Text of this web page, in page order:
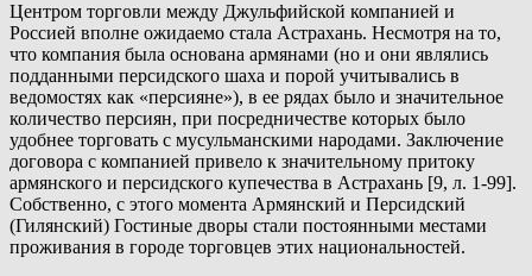
Центром торговли между Джульфийской компанией и
Россией вполне ожидаемо стала Астрахань. Несмотря на то,
что компания была основана армянами (но и они являлись
подданными персидского шаха и порой учитывались в
ведомостях как «персияне»), в ее рядах было и значительное
количество персиян, при посредничестве которых было
удобнее торговать с мусульманскими народами. Заключение
договора с компанией привело к значительному притоку
армянского и персидского купечества в Астрахань [9, л. 1-99].
Собственно, с этого момента Армянский и Персидский
(Гилянский) Гостиные дворы стали постоянными местами
проживания в городе торговцев этих национальностей.